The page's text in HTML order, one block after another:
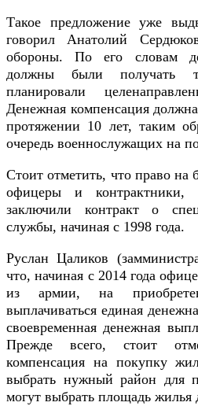
Такое предложение уже
говорил Анатолий
обороны. По его словам
должны были получать
планировали
Денежная компенсация
протяжении 10 лет, таким
очередь военнослужащих на
Стоит отметить, что право на
офицеры и контрактники,
заключили контракт о
службы, начиная с 1998 года.
Руслан Цаликов
что, начиная с 2014 года
из армии, на
выплачиваться единая
своевременная денежная
Прежде всего, стоит
компенсация на покупку
выбрать нужный район для
могут выбрать площадь жилья